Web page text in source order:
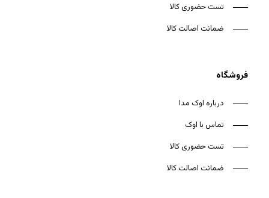
تست حضوری کالا
ضمانت اصالت کالا
فروشگاه
درباره اوک مدا
تماس با اوک
تست حضوری کالا
ضمانت اصالت کالا